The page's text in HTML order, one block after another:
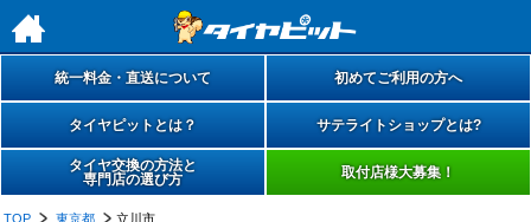
h
統一料金・直送について 初めてご利用の方へ
タイヤピットとは？ サテライトショップとは?
タイヤ交換の方法と
専門店の選び方
取付店様大募集！
TOP 東京都 立川市